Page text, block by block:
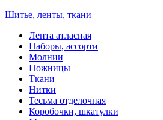
Шитье, ленты, ткани
Лента атласная
Наборы, ассорти
Молнии
Ножницы
Ткани
Нитки
Тесьма отделочная
Коробочки, шкатулки